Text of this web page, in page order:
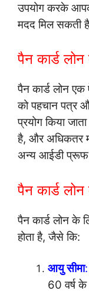
उपयोग करके
मदद मिल सकती
पैन कार्ड लोन
पैन कार्ड लोन एक
को पहचान पत्र
प्रयोग किया
है, और अधिकतर
अन्य आईडी प्रूफ
पैन कार्ड लोन
पैन कार्ड लोन के
होता है, जैसे कि:
आयु सीमा:
60 वर्ष के